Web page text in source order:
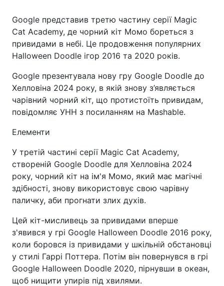
Google представив третю частину серії Magic
Cat Academy, де чорний кіт Момо бореться з
привидами в небі. Це продовження популярних
Halloween Doodle ігор 2016 та 2020 років.
Google презентувала нову гру Google Doodle до
Хелловіна 2024 року, в якій знову з’являється
чарівний чорний кіт, що протистоїть привидам,
повідомляє УНН з посиланням на Mashable.
Елементи
У третій частині серії Magic Cat Academy,
створеній Google Doodle для Хелловіна 2024
року, чорний кіт на ім'я Момо, який має магічні
здібності, знову використовує свою чарівну
паличку, аби прогнати злих духів.
Цей кіт-мисливець за привидами вперше
з'явився у грі Google Halloween Doodle 2016 року,
коли боровся із привидами у шкільній обстановці
у стилі Гаррі Поттера. Потім він повернувся в грі
Google Halloween Doodle 2020, пірнувши в океан,
щоб нищити упирів під хвилями.